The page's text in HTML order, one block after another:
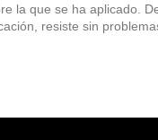
la que se ha aplicado.
resiste sin